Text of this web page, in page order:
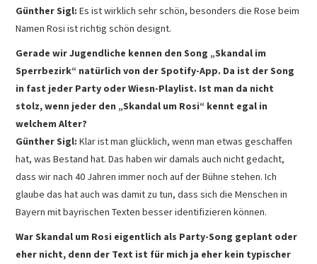
Günther Sigl: Es ist wirklich sehr schön, besonders die Rose beim
Namen Rosi ist richtig schön designt.
Gerade wir Jugendliche kennen den Song „Skandal im
Sperrbezirk“ natürlich von der Spotify-App. Da ist der Song
in fast jeder Party oder Wiesn-Playlist. Ist man da nicht
stolz, wenn jeder den „Skandal um Rosi“ kennt egal in
welchem Alter?
Günther Sigl: Klar ist man glücklich, wenn man etwas geschaffen
hat, was Bestand hat. Das haben wir damals auch nicht gedacht,
dass wir nach 40 Jahren immer noch auf der Bühne stehen. Ich
glaube das hat auch was damit zu tun, dass sich die Menschen in
Bayern mit bayrischen Texten besser identifizieren können.
War Skandal um Rosi eigentlich als Party-Song geplant oder
eher nicht, denn der Text ist für mich ja eher kein typischer